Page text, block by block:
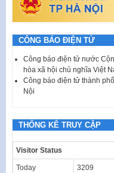
CÔNG BÁO ĐIỆN TỬ
Công báo điện tử nước
hòa xã hội chủ nghĩa Việt
Công báo điện tử thành
Nội
THỐNG KÊ TRUY CẬP
Visitor Status
Today 3209